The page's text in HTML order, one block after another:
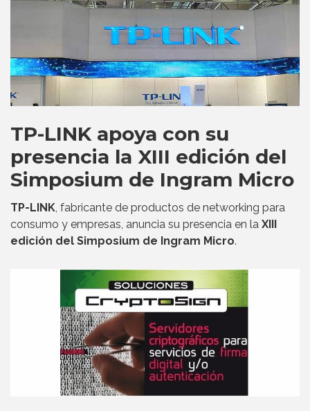
TP-LINK apoya con su
presencia la XIII edición del
Simposium de Ingram Micro
TP-LINK , fabricante de productos de networking para
consumo y empresas, anuncia su presencia en la XIII
edición del Simposium de Ingram Micro.